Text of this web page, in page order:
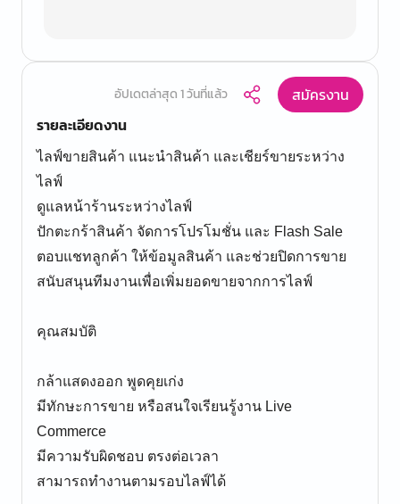
อัปเดตล่าสุด 1 วันที่แล้ว
สมัครงาน
รายละเอียดงาน
ไลฟ์ขายสินค้า แนะนำสินค้า และเชียร์ขายระหว่าง
ไลฟ์
ดูแลหน้าร้านระหว่างไลฟ์
ปักตะกร้าสินค้า จัดการโปรโมชั่น และ Flash Sale
ตอบแชทลูกค้า ให้ข้อมูลสินค้า และช่วยปิดการขาย
สนับสนุนทีมงานเพื่อเพิ่มยอดขายจากการไลฟ์
คุณสมบัติ
กล้าแสดงออก พูดคุยเก่ง
มีทักษะการขาย หรือสนใจเรียนรู้งาน Live
Commerce
มีความรับผิดชอบ ตรงต่อเวลา
สามารถทำงานตามรอบไลฟ์ได้